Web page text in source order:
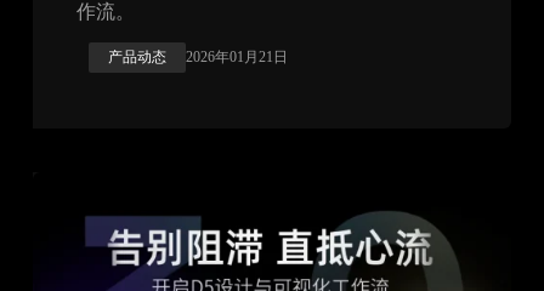
作流。
产品动态 2026年01月21日